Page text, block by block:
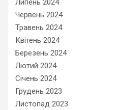
Липень 2024
Червень 2024
Травень 2024
Квітень 2024
Березень 2024
Лютий 2024
Січень 2024
Грудень 2023
Листопад 2023